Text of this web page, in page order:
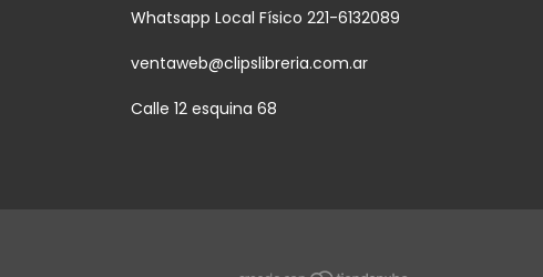
Whatsapp Local Físico 221-6132089
ventaweb@clipslibreria.com.ar
Calle 12 esquina 68